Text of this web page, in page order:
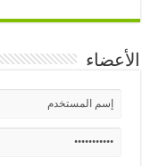
الأعضاء